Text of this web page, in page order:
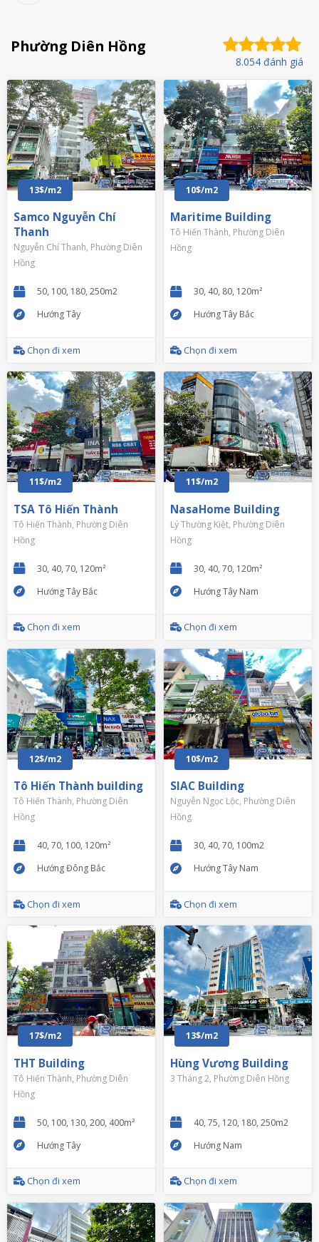
Phường Diên Hồng
8.054 đánh giá
13$/m2
Samco Nguyễn Chí
Thanh
Nguyễn Chí Thanh, Phường Diên
Hồng
50, 100, 180, 250m2
Hướng Tây
Chọn đi xem
10$/m2
Maritime Building
Tô Hiến Thành, Phường Diên
Hồng
30, 40, 80, 120m²
Hướng Tây Bắc
Chọn đi xem
11$/m2
TSA Tô Hiến Thành
Tô Hiến Thành, Phường Diên
Hồng
30, 40, 70, 120m²
Hướng Tây Bắc
Chọn đi xem
11$/m2
NasaHome Building
Lý Thường Kiệt, Phường Diên
Hồng
30, 40, 70, 120m²
Hướng Tây Nam
Chọn đi xem
12$/m2
Tô Hiến Thành building
Tô Hiến Thành, Phường Diên
Hồng
40, 70, 100, 120m²
Hướng Đông Bắc
Chọn đi xem
10$/m2
SIAC Building
Nguyễn Ngọc Lộc, Phường Diên
Hồng
30, 40, 70, 100m2
Hướng Tây Nam
Chọn đi xem
17$/m2
THT Building
Tô Hiến Thành, Phường Diên
Hồng
50, 100, 130, 200, 400m²
Hướng Tây
Chọn đi xem
13$/m2
Hùng Vương Building
3 Tháng 2, Phường Diên Hồng
40, 75, 120, 180, 250m2
Hướng Nam
Chọn đi xem